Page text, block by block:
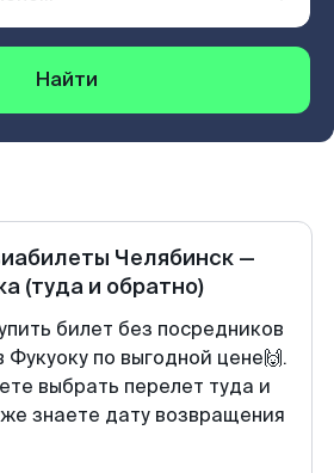
Найти
Челябинск—
(туда и обратно)
билет без посредников
Фукуоку по выгодной цене🙌.
выбрать перелет туда и
знаете дату возвращения